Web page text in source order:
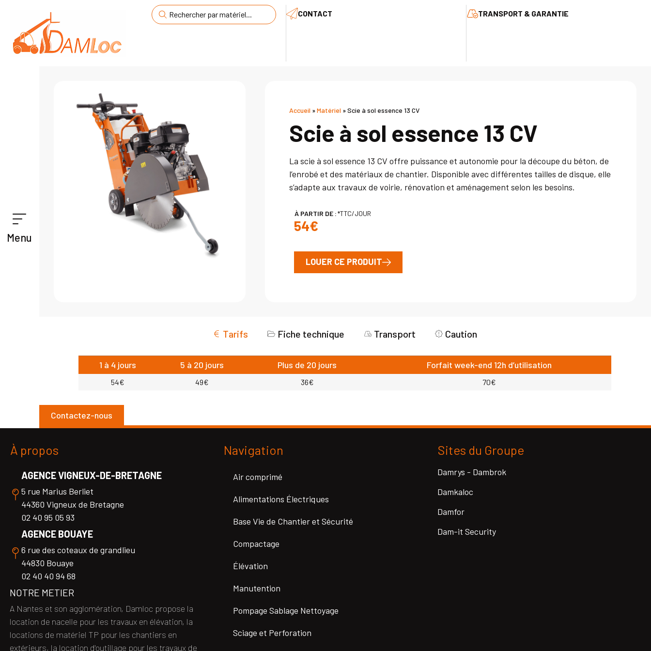
CONTACT TRANSPORT & GARANTIE
Menu
Accueil »Matériel »Scie à sol essence 13 CV
Scie à sol essence 13 CV
La scie à sol essence 13 CV offre puissance et autonomie pour la découpe du béton, de
l’enrobé et des matériaux de chantier. Disponible avec différentes tailles de disque, elle
s’adapte aux travaux de voirie, rénovation et aménagement selon les besoins.
À PARTIR DE :
54€
*TTC/JOUR
LOUER CE PRODUIT
Tarifs Fiche technique Transport Caution
1 à 4 jours 5 à 20 jours Plus de 20 jours Forfait week-end 12h d’utilisation
54€ 49€ 36€ 70€
Contactez-nous
À propos
AGENCE VIGNEUX-DE-BRETAGNE
5 rue Marius Berliet
44360 Vigneux de Bretagne
02 40 95 05 93
AGENCE BOUAYE
6 rue des coteaux de grandlieu
44830 Bouaye
02 40 40 94 68
NOTRE METIER
A Nantes et son agglomération, Damloc propose la
location de nacelle pour les travaux en élévation, la
locations de matériel TP pour les chantiers en
extérieurs, la location d'outillage pour les travaux de
Navigation
Air comprimé
Alimentations Électriques
Base Vie de Chantier et Sécurité
Compactage
Élévation
Manutention
Pompage Sablage Nettoyage
Sciage et Perforation
Sites du Groupe
Damrys - Dambrok
Damkaloc
Damfor
Dam-it Security